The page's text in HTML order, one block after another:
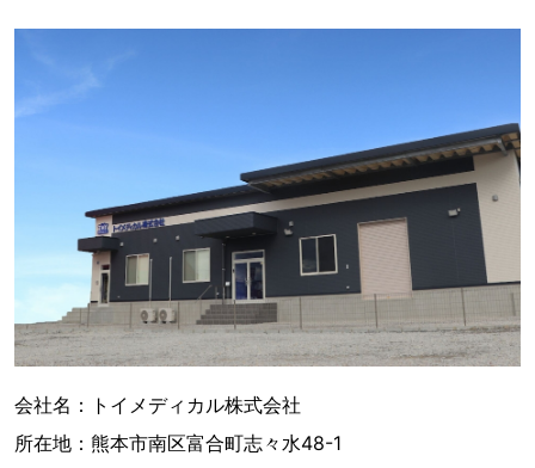
会社名：トイメディカル株式会社
所在地：熊本市南区富合町志々水48-1